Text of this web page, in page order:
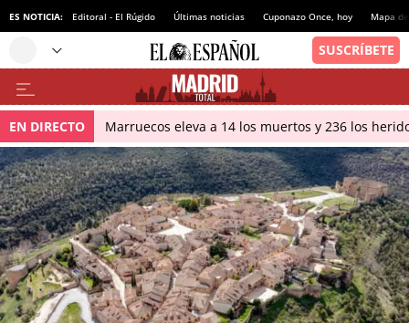
ES NOTICIA: Editoral - El Rúgido Últimas noticias Cuponazo Once, hoy Mapa
EN DIRECTO Marruecos eleva a 14 los muertos y 236 los